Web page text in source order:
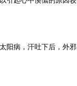
阳病，汗吐下后，外邪